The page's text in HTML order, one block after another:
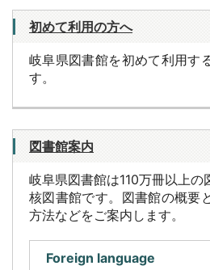
初めて利用の方へ
岐阜県図書館を初めて利用す
す。
図書館案内
岐阜県図書館は110万冊以上の
核図書館です。図書館の概要
方法などをご案内します。
Foreign language